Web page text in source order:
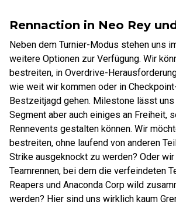
Rennaction in Neo Rey
Neben dem Turnier-Modus stehen uns
weitere Optionen zur Verfügung. Wir
bestreiten, in Overdrive-
wie weit wir kommen oder in
Bestzeitjagd gehen. Milestone lässt uns
Segment aber auch einiges an Freiheit,
Rennevents gestalten können. Wir
bestreiten, ohne laufend von anderen
Strike ausgeknockt zu werden? Oder
Teamrennen, bei dem die verfeindeten
Reapers und Anaconda Corp wild
werden? Hier sind uns wirklich kaum